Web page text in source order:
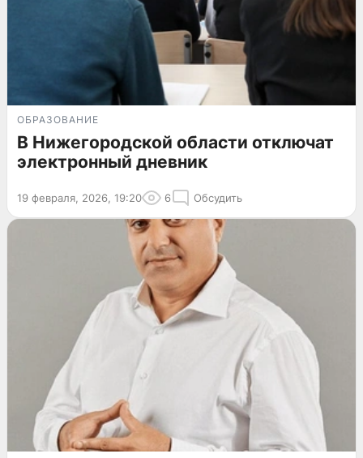
ОБРАЗОВАНИЕ
В Нижегородской области отключат
электронный дневник
19 февраля, 2026, 19:20 6 Обсудить